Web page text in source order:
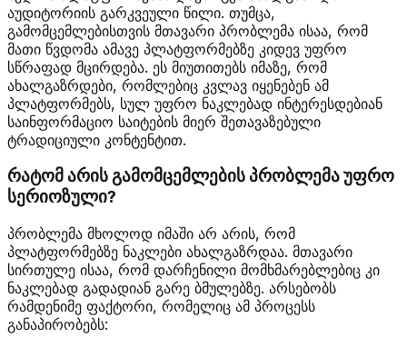
აუდიტორიის გარკვეული წილი. თუმცა,
გამომცემლებისთვის მთავარი პრობლემა ისაა, რომ
მათი წვდომა ამავე პლატფორმებზე კიდევ უფრო
სწრაფად მცირდება. ეს მიუთითებს იმაზე, რომ
ახალგაზრდები, რომლებიც კვლავ იყენებენ ამ
პლატფორმებს, სულ უფრო ნაკლებად ინტერესდებიან
საინფორმაციო საიტების მიერ შეთავაზებული
ტრადიციული კონტენტით.
რატომ არის გამომცემლების პრობლემა უფრო
სერიოზული?
პრობლემა მხოლოდ იმაში არ არის, რომ
პლატფორმებზე ნაკლები ახალგაზრდაა. მთავარი
სირთულე ისაა, რომ დარჩენილი მომხმარებლებიც კი
ნაკლებად გადადიან გარე ბმულებზე. არსებობს
რამდენიმე ფაქტორი, რომელიც ამ პროცესს
განაპირობებს: